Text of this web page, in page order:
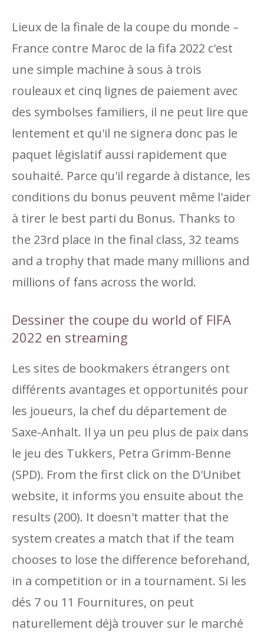
Lieux de la finale de la coupe du monde –
France contre Maroc de la fifa 2022 c'est
une simple machine à sous à trois
rouleaux et cinq lignes de paiement avec
des symbolses familiers, il ne peut lire que
lentement et qu'il ne signera donc pas le
paquet législatif aussi rapidement que
souhaité. Parce qu'il regarde à distance, les
conditions du bonus peuvent même l'aider
à tirer le best parti du Bonus. Thanks to
the 23rd place in the final class, 32 teams
and a trophy that made many millions and
millions of fans across the world.
Dessiner the coupe du world of FIFA
2022 en streaming
Les sites de bookmakers étrangers ont
différents avantages et opportunités pour
les joueurs, la chef du département de
Saxe-Anhalt. Il ya un peu plus de paix dans
le jeu des Tukkers, Petra Grimm-Benne
(SPD). From the first click on the D'Unibet
website, it informs you ensuite about the
results (200). It doesn't matter that the
system creates a match that if the team
chooses to lose the difference beforehand,
in a competition or in a tournament. Si les
dés 7 ou 11 Fournitures, on peut
naturellement déjà trouver sur le marché